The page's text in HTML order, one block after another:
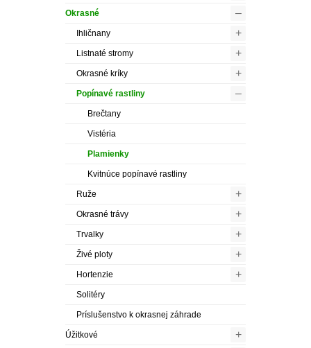
Okrasné –
Ihličnany +
Listnaté stromy +
Okrasné kríky +
Popínavé rastliny –
Brečtany
Vistéria
Plamienky
Kvitnúce popínavé rastliny
Ruže +
Okrasné trávy +
Trvalky +
Živé ploty +
Hortenzie +
Solitéry
Príslušenstvo k okrasnej záhrade
Úžitkové +